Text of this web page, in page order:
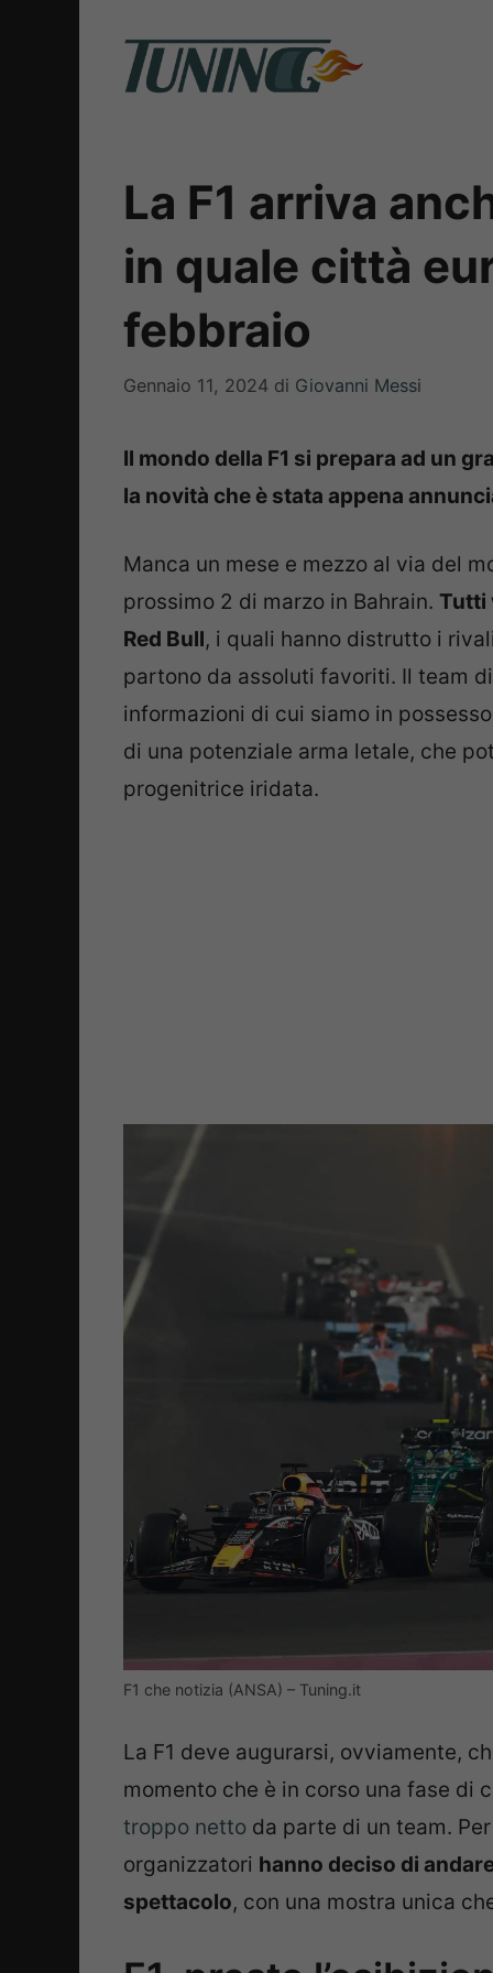
La F1 arriva
in quale città
febbraio
Gennaio 11, 2024 di Giovanni Messi
Il mondo della F1 si prepara ad un
la novità che è stata appena
Manca un mese e mezzo al via del
prossimo 2 di marzo in Bahrain. Tutti
Red Bull, i quali hanno distrutto i
partono da assoluti favoriti. Il team
informazioni di cui siamo in
di una potenziale arma letale, che
progenitrice iridata.
F1 che notizia (ANSA) – Tuning.it
La F1 deve augurarsi, ovviamente,
momento che è in corso una fase di
troppo netto da parte di un team.
organizzatori hanno deciso di
spettacolo, con una mostra unica